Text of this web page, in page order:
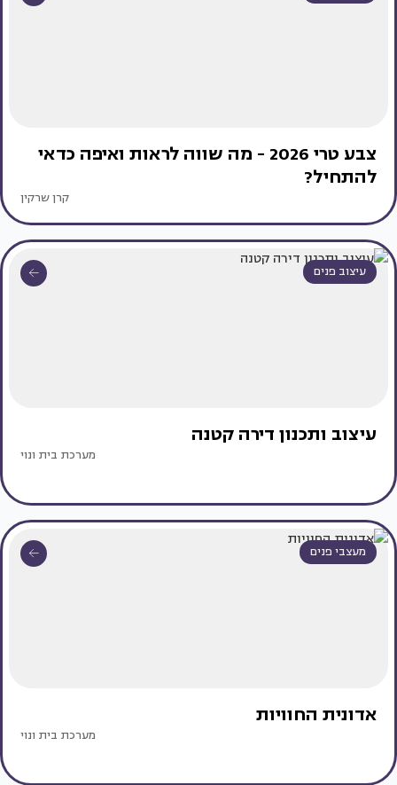
צבע טרי 2026 - מה שווה לראות ואיפה כדאי
להתחיל?
קרן שרקין
עיצוב פנים
עיצוב ותכנון דירה קטנה
מערכת בית ונוי
מעצבי פנים
אדונית החוויות
מערכת בית ונוי